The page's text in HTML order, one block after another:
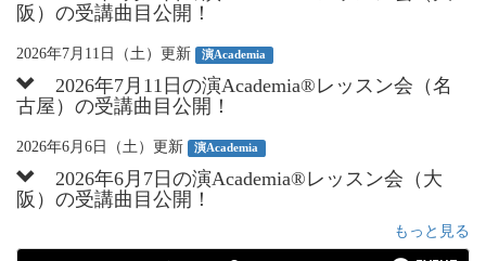
阪）の受講曲目公開！
2026年7月11日（土）更新 演Academia
2026年7月11日の演Academia®︎レッスン会（名
古屋）の受講曲目公開！
2026年6月6日（土）更新 演Academia
2026年6月7日の演Academia®︎レッスン会（大
阪）の受講曲目公開！
もっと見る